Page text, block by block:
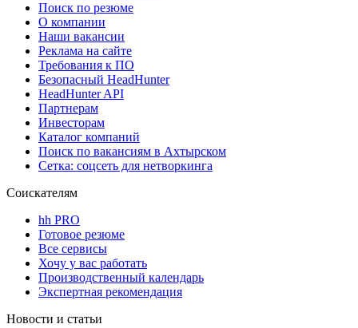
Поиск по резюме
О компании
Наши вакансии
Реклама на сайте
Требования к ПО
Безопасный HeadHunter
HeadHunter API
Партнерам
Инвесторам
Каталог компаний
Поиск по вакансиям в Ахтырском
Сетка: соцсеть для нетворкинга
Соискателям
hh PRO
Готовое резюме
Все сервисы
Хочу у вас работать
Производственный календарь
Экспертная рекомендация
Новости и статьи